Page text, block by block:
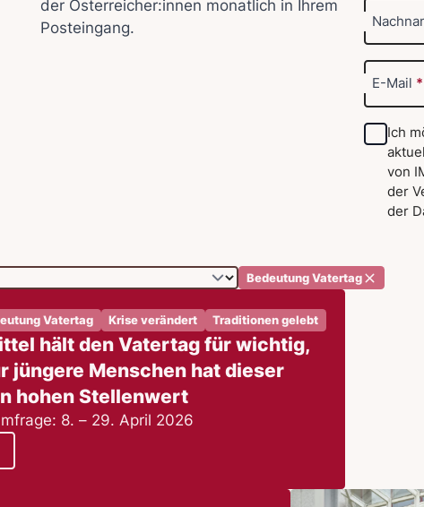
der Österreicher:innen monatlich in Ihrem
Posteingang.
E-Mail *
Ich
von
der
der
Bedeutung Vatertag
Vatertag Krise verändert Traditionen gelebt
hält den Vatertag für wichtig,
jüngere Menschen hat dieser
hohen Stellenwert
8. – 29. April 2026